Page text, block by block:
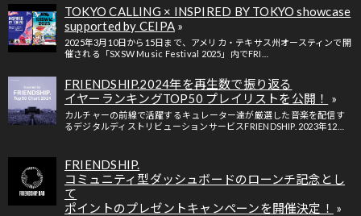
TOKYO CALLING × INSPIRED BY TOKYO showcase
supported by CEIPA
2025年3月10日から15日まで、アメリカ・テキサス州オースティンで開
催される「SXSW Music Festival 2025」内でFRI…
FRIENDSHIP.2024年を再生数で振り返る
イヤーランキングTOP50 プレイリストを公開！
カルチャーの前線で活躍するキュレーター達が厳選した音楽を配信す
るデジタルディストリビューションサービスFRIENDSHIP. 2023年12…
FRIENDSHIP.
コミュニティ型ダッシュボードのローンチ記念とし
て
ポイントのプレゼントキャンペーンを開催決定！